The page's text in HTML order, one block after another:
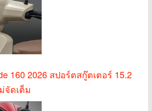
160 2026 สปอร์ตสกู๊ตเตอร์ 15.2
จัดเต็ม